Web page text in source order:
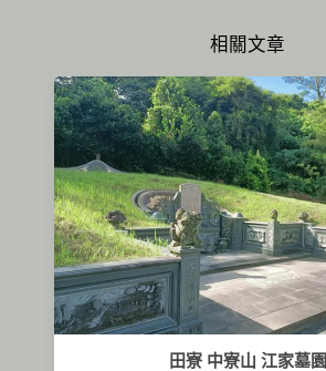
相關文章
田寮 中寮山 江家墓園